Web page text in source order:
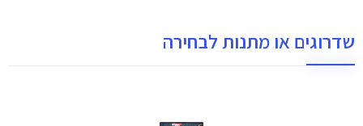
שדרוגים או מתנות לבחירה